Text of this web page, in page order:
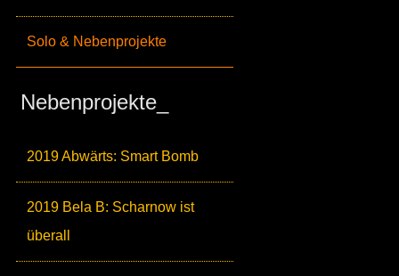
Solo & Nebenprojekte
Nebenprojekte_
2019 Abwärts: Smart Bomb
2019 Bela B: Scharnow ist
überall